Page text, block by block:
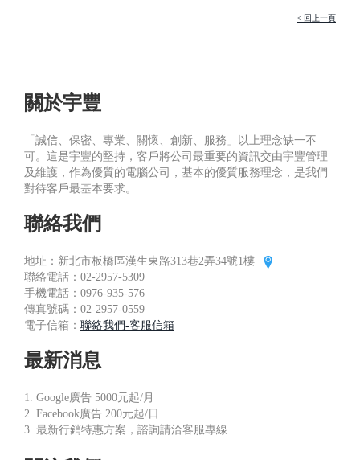
< 回上一頁
關於宇豐
「誠信、保密、專業、關懷、創新、服務」以上理念缺一不
可。這是宇豐的堅持，客戶將公司最重要的資訊交由宇豐管理
及維護，作為優質的電腦公司，基本的優質服務理念，是我們
對待客戶最基本要求。
聯絡我們
地址：新北市板橋區漢生東路313巷2弄34號1樓
聯絡電話：02-2957-5309
手機電話：0976-935-576
傳真號碼：02-2957-0559
電子信箱： 聯絡我們-客服信箱
最新消息
1. Google廣告 5000元起/月
2. Facebook廣告 200元起/日
3. 最新行銷特惠方案，諮詢請洽客服專線